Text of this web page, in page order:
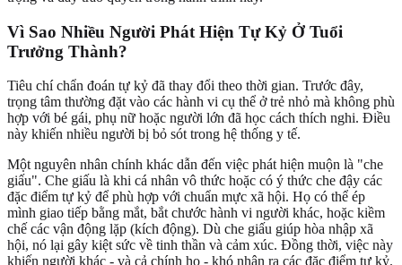
Vì Sao Nhiều Người Phát Hiện Tự Kỷ Ở Tuổi
Trưởng Thành?
Tiêu chí chẩn đoán tự kỷ đã thay đổi theo thời gian. Trước đây,
trọng tâm thường đặt vào các hành vi cụ thể ở trẻ nhỏ mà không phù
hợp với bé gái, phụ nữ hoặc người lớn đã học cách thích nghi. Điều
này khiến nhiều người bị bỏ sót trong hệ thống y tế.
Một nguyên nhân chính khác dẫn đến việc phát hiện muộn là "che
giấu". Che giấu là khi cá nhân vô thức hoặc có ý thức che đậy các
đặc điểm tự kỷ để phù hợp với chuẩn mực xã hội. Họ có thể ép
mình giao tiếp bằng mắt, bắt chước hành vi người khác, hoặc kiềm
chế các vận động lặp (kích động). Dù che giấu giúp hòa nhập xã
hội, nó lại gây kiệt sức về tinh thần và cảm xúc. Đồng thời, việc này
khiến người khác - và cả chính họ - khó nhận ra các đặc điểm tự kỷ.